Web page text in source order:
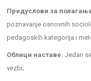
Предуслови за
poznavanje osnovnih
pedagoskih kategorija i
Облици наставе: Jedan
vezbi;